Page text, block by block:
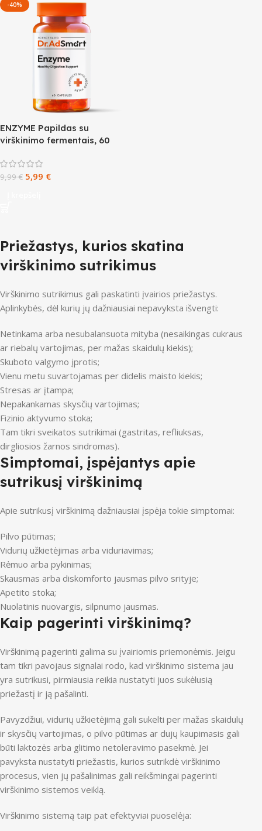
-40%
ENZYME Papildas su
virškinimo fermentais, 60
9,99€ 5,99 €
Priežastys, kurios skatina
virškinimo sutrikimus
Virškinimo sutrikimus gali paskatinti įvairios priežastys.
Aplinkybės, dėl kurių jų dažniausiai nepavyksta išvengti:
Netinkama arba nesubalansuota mityba (nesaikingas cukraus
ar riebalų vartojimas, per mažas skaidulų kiekis);
Skuboto valgymo įprotis;
Vienu metu suvartojamas per didelis maisto kiekis;
Stresas ar įtampa;
Nepakankamas skysčių vartojimas;
Fizinio aktyvumo stoka;
Tam tikri sveikatos sutrikimai (gastritas, refliuksas,
dirgliosios žarnos sindromas).
Simptomai, įspėjantys apie
sutrikusį virškinimą
Apie sutrikusį virškinimą dažniausiai įspėja tokie simptomai:
Pilvo pūtimas;
Vidurių užkietėjimas arba viduriavimas;
Rėmuo arba pykinimas;
Skausmas arba diskomforto jausmas pilvo srityje;
Apetito stoka;
Nuolatinis nuovargis, silpnumo jausmas.
Kaip pagerinti virškinimą?
Virškinimą pagerinti galima su įvairiomis priemonėmis. Jeigu
tam tikri pavojaus signalai rodo, kad virškinimo sistema jau
yra sutrikusi, pirmiausia reikia nustatyti juos sukėlusią
priežastį ir ją pašalinti.
Pavyzdžiui, vidurių užkietėjimą gali sukelti per mažas skaidulų
ir skysčių vartojimas, o pilvo pūtimas ar dujų kaupimasis gali
būti laktozės arba glitimo netoleravimo pasekmė. Jei
pavyksta nustatyti priežastis, kurios sutrikdė virškinimo
procesus, vien jų pašalinimas gali reikšmingai pagerinti
virškinimo sistemos veiklą.
Virškinimo sistemą taip pat efektyviai puoselėja: